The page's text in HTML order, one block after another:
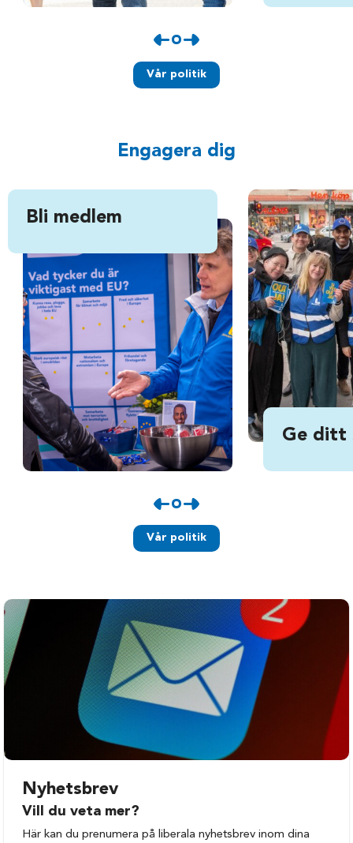
Vår politik
Engagera dig
Bli medlem
Ge ditt
Vår politik
Nyhetsbrev
Vill du veta mer?
Här kan du prenumera på liberala nyhetsbrev inom dina